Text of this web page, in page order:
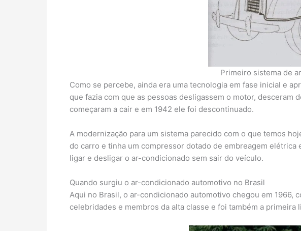
Primeiro sistema de
Como se percebe, ainda era uma tecnologia em fase inicial e
que fazia com que as pessoas desligassem o motor, desceram
começaram a cair e em 1942 ele foi descontinuado.
A modernização para um sistema parecido com o que temos
do carro e tinha um compressor dotado de embreagem
ligar e desligar o ar-condicionado sem sair do veículo.
Quando surgiu o ar-condicionado automotivo no Brasil
Aqui no Brasil, o ar-condicionado automotivo chegou em 1966,
celebridades e membros da alta classe e foi também a primeira